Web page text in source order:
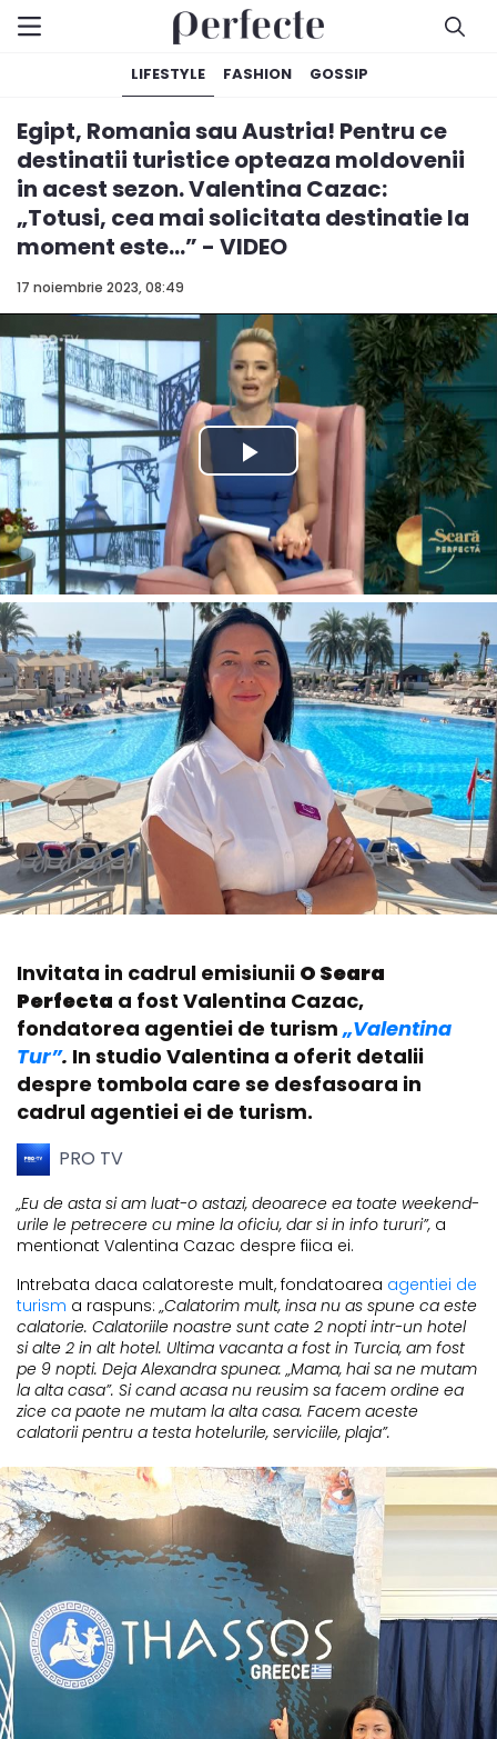
LIFESTYLE FASHION GOSSIP
17 noiembrie 2023, 08:49
Egipt, Romania sau Austria! Pentru ce
destinatii turistice opteaza moldovenii
in acest sezon. Valentina Cazac:
„Totusi, cea mai solicitata destinatie la
moment este...” - VIDEO
Invitata in cadrul emisiunii O Seara
Perfecta a fost Valentina Cazac,
fondatorea agentiei de turism „Valentina
Tur”. In studio Valentina a oferit detalii
despre tombola care se desfasoara in
cadrul agentiei ei de turism.
PRO TV
„Eu de asta si am luat-o astazi, deoarece ea toate weekend-
urile le petrecere cu mine la oficiu, dar si in info tururi”, a
mentionat Valentina Cazac despre fiica ei.
Intrebata daca calatoreste mult, fondatoarea agentiei de
turism a raspuns: „Calatorim mult, insa nu as spune ca este
calatorie. Calatoriile noastre sunt cate 2 nopti intr-un hotel
si alte 2 in alt hotel. Ultima vacanta a fost in Turcia, am fost
pe 9 nopti. Deja Alexandra spunea: „Mama, hai sa ne mutam
la alta casa”. Si cand acasa nu reusim sa facem ordine ea
zice ca paote ne mutam la alta casa. Facem aceste
calatorii pentru a testa hotelurile, serviciile, plaja”.